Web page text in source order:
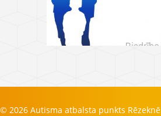
© 2026 Autisma atbalsta punkts Rēzeknē